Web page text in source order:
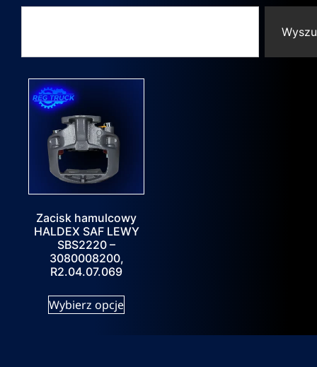
Zacisk hamulcowy
HALDEX SAF LEWY
SBS2220 –
3080008200,
R2.04.07.069
Wybierz opcje